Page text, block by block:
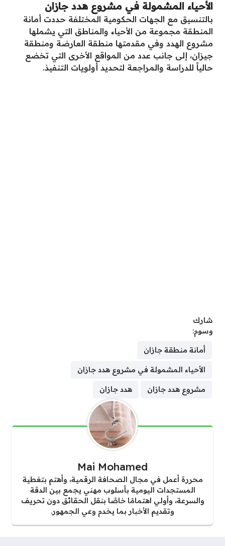
الأحياء المشمولة في مشروع هدد جازان
بالتنسيق مع الجهات الحكومية المختلفة حددت أمانة
المنطقة مجموعة من الأحياء والمناطق التي يشملها
مشروع الهدد وفي مقدمتها منطقة العارضة ومنطقة
جيزان، إلى جانب عدد من المواقع الأخرى التي تخضع
حالياً للدراسة والمراجعة لتحديد أولويات التنفيذ.
شارك
وسوم:
أمانة منطقة جازان
الأحياء المشمولة في مشروع هدد جازان
مشروع هدد جازان هدد جازان
Mai Mohamed
محررة أعمل في مجال الصحافة الرقمية، وأهتم بتغطية
المستجدات اليومية بأسلوب مهني يجمع بين الدقة
والسرعة، وأولي اهتمامًا خاصًا بنقل الحقائق دون تحريف
وتقديم الأخبار بما يخدم وعي الجمهور.